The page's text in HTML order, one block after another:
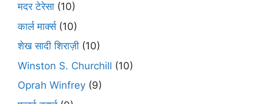
मदर टेरेसा (10)
कार्ल मार्क्स(10)
शेख सादी शिराज़ी (10)
Winston S. Churchill (10)
Oprah Winfrey (9)